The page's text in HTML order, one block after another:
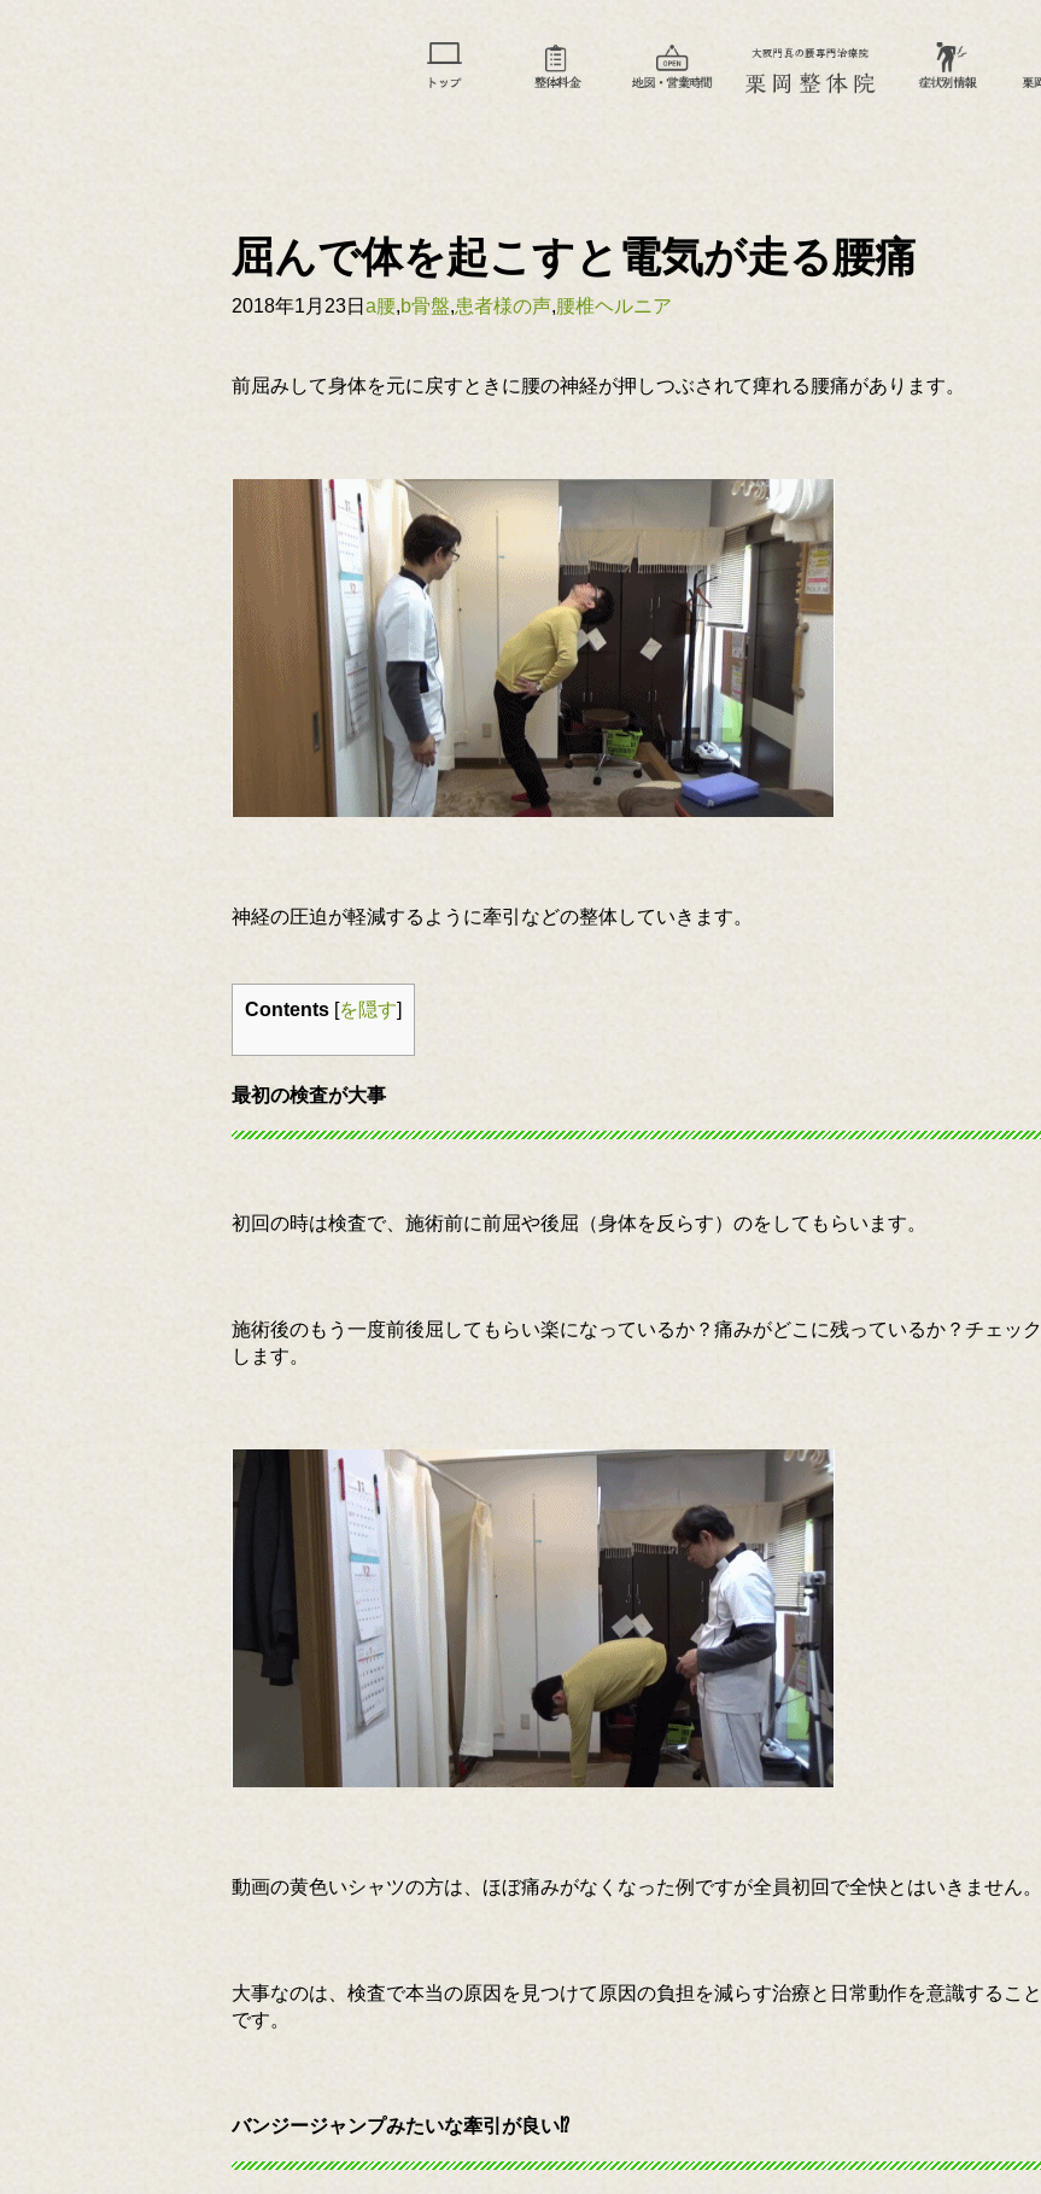
屈んで体を起こすと電気が走る腰痛
2018年1月23日 a腰,b骨盤,患者様の声,腰椎ヘルニア
前屈みして身体を元に戻すときに腰の神経が押しつぶされて痺れる腰痛があります。
神経の圧迫が軽減するように牽引などの整体していきます。
Contents [を隠す]
最初の検査が大事
初回の時は検査で、施術前に前屈や後屈（身体を反らす）のをしてもらいます。
施術後のもう一度前後屈してもらい楽になっているか？痛みがどこに残っているか？チェック
します。
動画の黄色いシャツの方は、ほぼ痛みがなくなった例ですが全員初回で全快とはいきません。
大事なのは、検査で本当の原因を見つけて原因の負担を減らす治療と日常動作を意識すること
です。
バンジージャンプみたいな牽引が良い⁉